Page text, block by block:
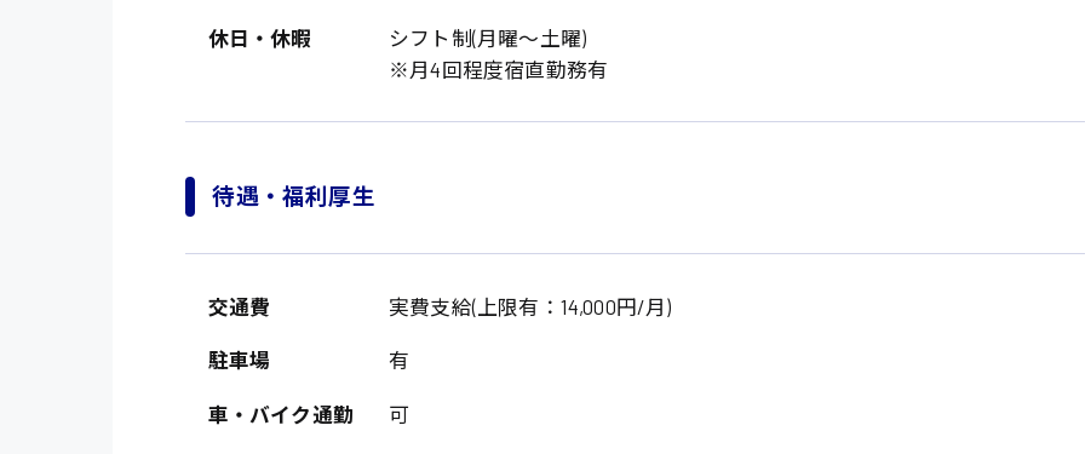
製造・軽作業・物流系
組立、加工
休日・休暇
シフト制(月曜〜土曜)
※月4回程度宿直勤務有
待遇・福利厚生
交通費 実費支給(上限有：14,000円/月)
駐車場 有
車・バイク通勤 可